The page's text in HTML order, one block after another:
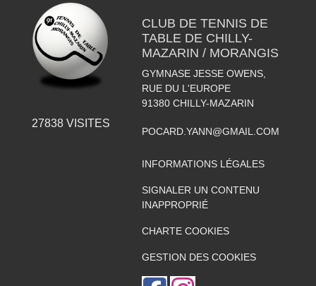
27838VISITES
CLUB DE TENNIS DE
TABLE DE CHILLY-
MAZARIN / MORANGIS
GYMNASE JESSE OWENS,
RUE DU L'EUROPE
91380 CHILLY-MAZARIN
POCARD.YANN@GMAIL.COM
INFORMATIONS LÉGALES
SIGNALER UN CONTENU
INAPPROPRIÉ
CHARTE COOKIES
GESTION DES COOKIES